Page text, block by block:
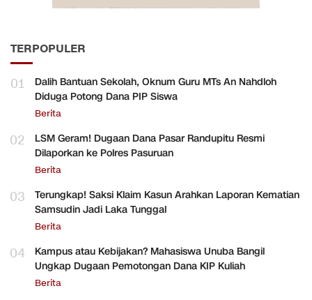
TERPOPULER
01
Dalih Bantuan Sekolah, Oknum Guru MTs An Nahdloh
Diduga Potong Dana PIP Siswa
Berita
02
LSM Geram! Dugaan Dana Pasar Randupitu Resmi
Dilaporkan ke Polres Pasuruan
Berita
03
Terungkap! Saksi Klaim Kasun Arahkan Laporan Kematian
Samsudin Jadi Laka Tunggal
Berita
04
Kampus atau Kebijakan? Mahasiswa Unuba Bangil
Ungkap Dugaan Pemotongan Dana KIP Kuliah
Berita